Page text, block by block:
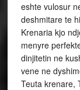
eshte vulosur
deshmitare te
Krenaria kjo
menyre
dinjitetin ne
vene ne
Teuta krenare,